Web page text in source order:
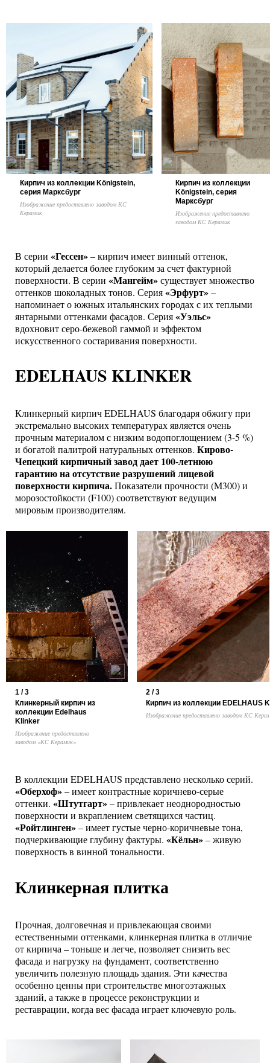
Кирпич из коллекции Königstein,
серия Марксбург
Изображение предоставлено заводом КС
Керамик
Кирпич из коллекции
Königstein, серия
Марксбург
Изображение предоставлено
заводом КС Керамик
В серии «Гессен»– кирпич имеет винный оттенок,
который делается более глубоким за счет фактурной
поверхности. В серии «Мангейм»существует множество
оттенков шоколадных тонов. Серия«Эрфурт»–
напоминает о южных итальянских городах с их теплыми
янтарными оттенками фасадов. Серия«Уэльс»
вдохновит серо-бежевой гаммой и эффектом
искусственного состаривания поверхности.
EDELHAUS KLINKER
Клинкерный кирпич EDELHAUS благодаря обжигу при
экстремально высоких температурах является очень
прочным материалом с низким водопоглощением (3-5 %)
и богатой палитрой натуральных оттенков. Кирово-
Чепецкий кирпичный завод дает 100-летнюю
гарантию на отсутствие разрушений лицевой
поверхности кирпича.Показатели прочности (M300) и
морозостойкости (F100) соответствуют ведущим
мировым производителям.
1 / 3
Клинкерный кирпич из
коллекции Edelhaus
Klinker
Изображение предоставлено
заводом «КС Керамик»
2 / 3
Кирпич из коллекции EDELHAUS
Изображение предоставлено заводом КС
В коллекции EDELHAUS представлено несколько серий.
«Оберхоф»– имеет контрастные коричнево-серые
оттенки. «Штутгарт»– привлекает неоднородностью
поверхности и вкраплением светящихся частиц.
«Ройтлинген»– имеет густые черно-коричневые тона,
подчеркивающие глубину фактуры. «Кёльн»– живую
поверхность в винной тональности.
Клинкерная плитка
Прочная, долговечная и привлекающая своими
естественными оттенками, клинкерная плитка в отличие
от кирпича – тоньше и легче, позволяет снизить вес
фасада и нагрузку на фундамент, соответственно
увеличить полезную площадь здания. Эти качества
особенно ценны при строительстве многоэтажных
зданий, а также в процессе реконструкции и
реставрации, когда вес фасада играет ключевую роль.